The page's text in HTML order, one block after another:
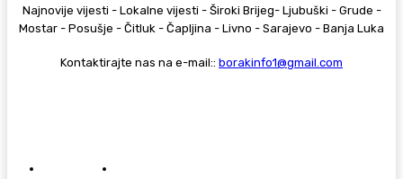
Najnovije vijesti - Lokalne vijesti - Široki Brijeg- Ljubuški - Grude -
Mostar - Posušje - Čitluk - Čapljina - Livno - Sarajevo - Banja Luka
Kontaktirajte nas na e-mail:: borakinfo1@gmail.com